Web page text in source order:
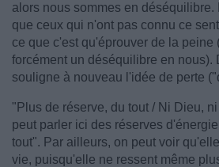
alors nous sommes en déséquilibre.
que ceux qui n'ont pas connu ce
ce que c'est qu'éprouver de la peine
forcément un déséquilibre en nous).
souligne à nouveau l'idée de perte
"Plus de réserve, du tout / Ni Dieu,
peut parler ici des réserves
tout". Par ailleurs, on peut voir
vie, puisqu'elle ne ressent même